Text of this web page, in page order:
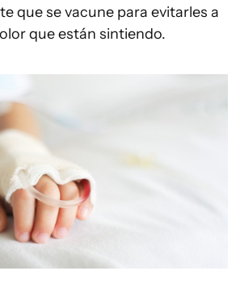
que se vacune para evitarles a
que están sintiendo.